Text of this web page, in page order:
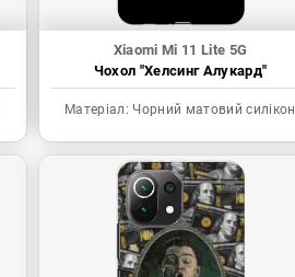
Xiaomi Mi 11 Lite 5G
Чохол "Хелсинг Алукард"
Матеріал: Чорний матовий силікон